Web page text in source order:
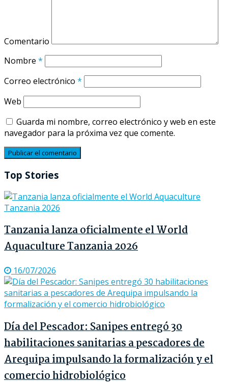
Comentario
Nombre *
Correo electrónico *
Web
Guarda mi nombre, correo electrónico y web en este
navegador para la próxima vez que comente.
Top Stories
Tanzania lanza oficialmente el World
Aquaculture Tanzania 2026
16/07/2026
Día del Pescador: Sanipes entregó 30
habilitaciones sanitarias a pescadores de
Arequipa impulsando la formalización y el
comercio hidrobiológico